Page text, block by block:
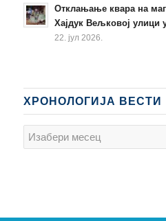
Отклањање квара на
Хајдук Вељковој улици
22. јул 2026.
ХРОНОЛОГИЈА ВЕСТИ